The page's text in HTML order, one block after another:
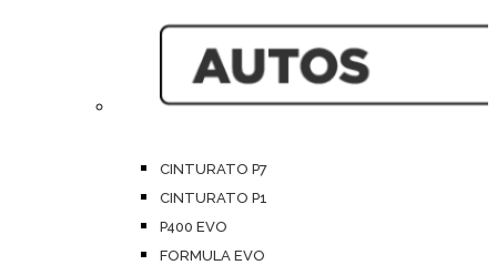
CINTURATO P7
CINTURATO P1
P400 EVO
FORMULA EVO